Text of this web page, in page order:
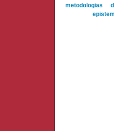
metodologias